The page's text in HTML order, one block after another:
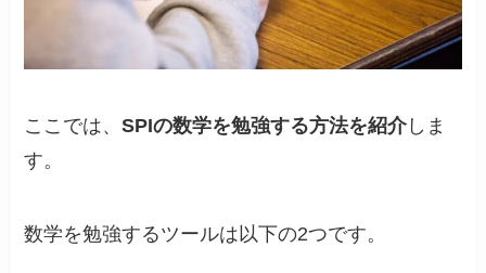
ここでは、SPIの数学を勉強する方法を紹介しま
す。
数学を勉強するツールは以下の2つです。